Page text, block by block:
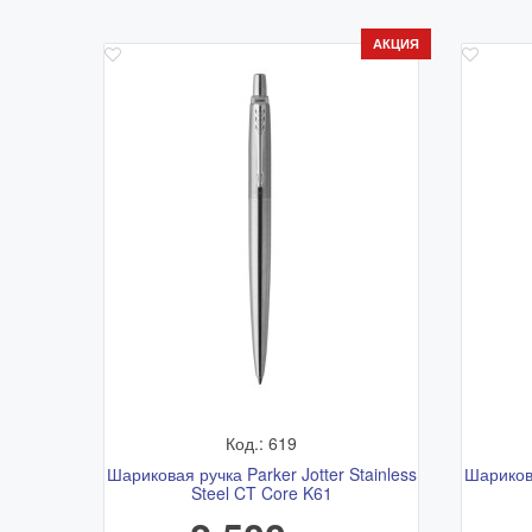
АКЦИЯ
Код.: 619
Шариковая ручка Parker Jotter Stainless
Steel CT Core K61